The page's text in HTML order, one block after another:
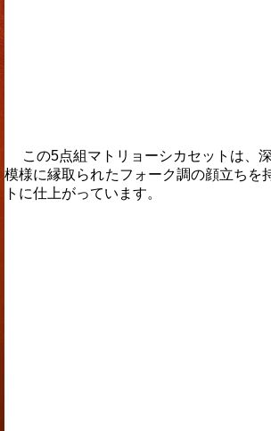
この5点組マトリョーシカセットは、
模様に縁取られたフォーク調の顔立ちを
トに仕上がっています。